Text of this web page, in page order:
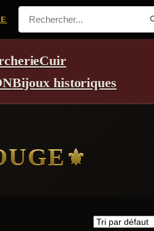
Cuir
Bijoux historiques